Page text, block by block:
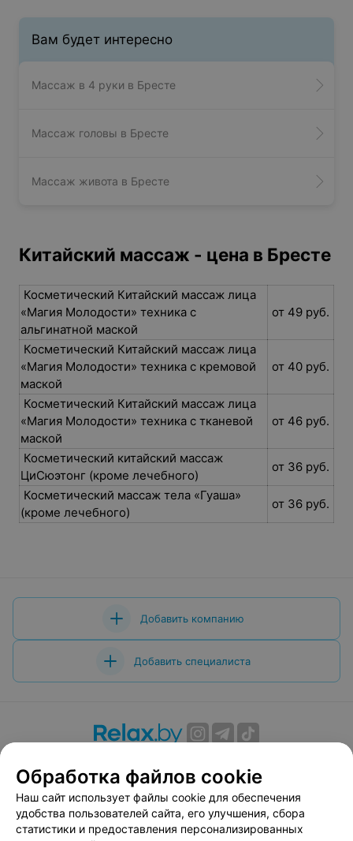
Вам будет интересно
Массаж в 4 руки в Бресте
Массаж головы в Бресте
Массаж живота в Бресте
Китайский массаж - цена в Бресте
Косметический Китайский массаж лица
«Магия Молодости» техника с
альгинатной маской
от 49 руб.
Косметический Китайский массаж лица
«Магия Молодости» техника с кремовой
маской
от 40 руб.
Косметический Китайский массаж лица
«Магия Молодости» техника с тканевой
маской
от 46 руб.
Косметический китайский массаж
ЦиСюэтонг (кроме лечебного)
от 36 руб.
Косметический массаж тела «Гуаша»
(кроме лечебного)
от 36 руб.
Добавить компанию
Добавить специалиста
Вакансии
Публичный договор
Способы оплаты
Публичный договор по использованию сервиса
«Афиша»
Обработка файлов cookie
Наш сайт использует файлы cookie для обеспечения
удобства пользователей сайта, его улучшения, сбора
статистики и предоставления персонализированных